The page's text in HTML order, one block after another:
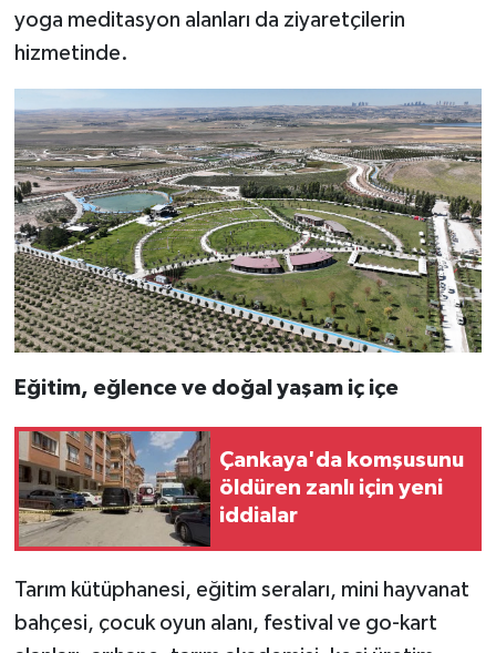
yoga meditasyon alanları da ziyaretçilerin
hizmetinde.
Eğitim, eğlence ve doğal yaşam iç içe
Çankaya'da komşusunu
öldüren zanlı için yeni
iddialar
Tarım kütüphanesi, eğitim seraları, mini hayvanat
bahçesi, çocuk oyun alanı, festival ve go-kart